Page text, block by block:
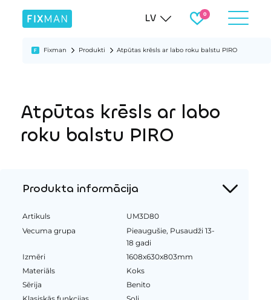
LV
Fixman Produkti Atpūtas krēsls ar labo roku balstu PIRO
Atpūtas krēsls ar labo
roku balstu PIRO
Produkta informācija
Artikuls
UM3D80
Vecuma grupa
Pieaugušie, Pusaudži 13-
18 gadi
Izmēri
1608x630x803mm
Materiāls
Koks
Sērija
Benito